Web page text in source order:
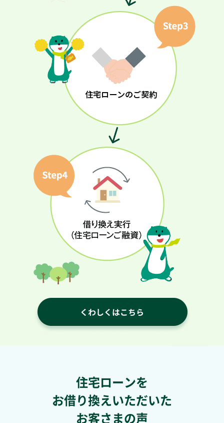
住宅ローンを
お借り換えいただいた
お客さまの声